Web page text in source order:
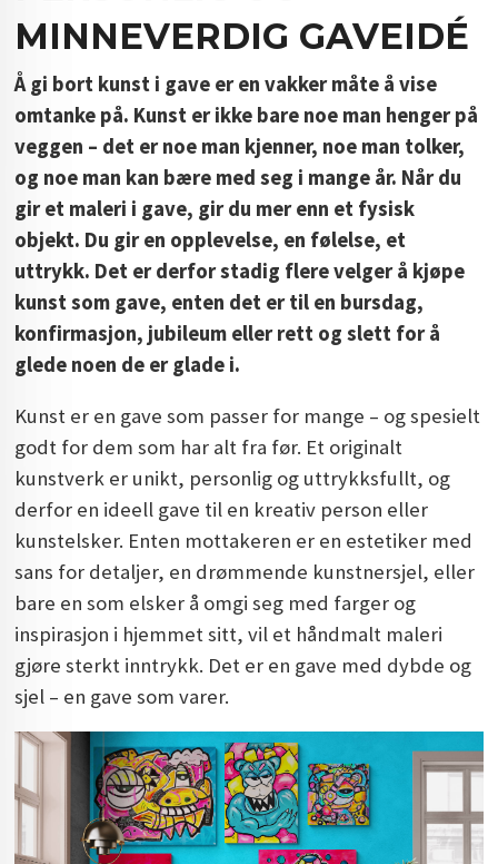
MINNEVERDIG GAVEIDÉ
Å gi bort kunst i gave er en vakker måte å vise
omtanke på. Kunst er ikke bare noe man henger på
veggen – det er noe man kjenner, noe man tolker,
og noe man kan bære med seg i mange år. Når du
gir et maleri i gave, gir du mer enn et fysisk
objekt. Du gir en opplevelse, en følelse, et
uttrykk. Det er derfor stadig flere velger å kjøpe
kunst som gave, enten det er til en bursdag,
konfirmasjon, jubileum eller rett og slett for å
glede noen de er glade i.
Kunst er en gave som passer for mange – og spesielt
godt for dem som har alt fra før. Et originalt
kunstverk er unikt, personlig og uttrykksfullt, og
derfor en ideell gave til en kreativ person eller
kunstelsker. Enten mottakeren er en estetiker med
sans for detaljer, en drømmende kunstnersjel, eller
bare en som elsker å omgi seg med farger og
inspirasjon i hjemmet sitt, vil et håndmalt maleri
gjøre sterkt inntrykk. Det er en gave med dybde og
sjel – en gave som varer.